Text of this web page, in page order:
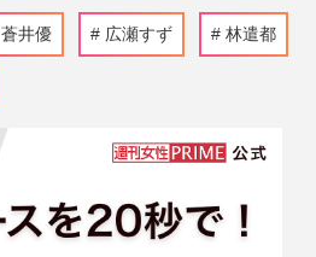
蒼井優 広瀬すず 林遣都